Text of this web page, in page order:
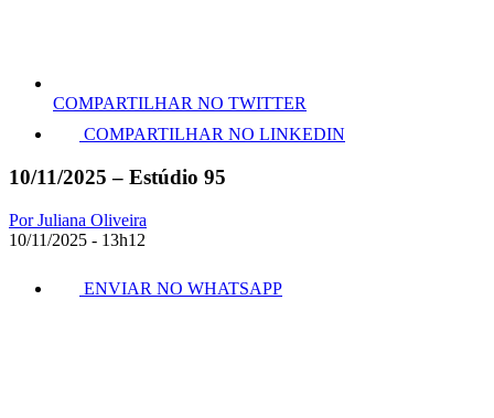
COMPARTILHAR NO TWITTER
COMPARTILHAR NO LINKEDIN
10/11/2025 – Estúdio 95
Por Juliana Oliveira
10/11/2025 - 13h12
ENVIAR NO WHATSAPP